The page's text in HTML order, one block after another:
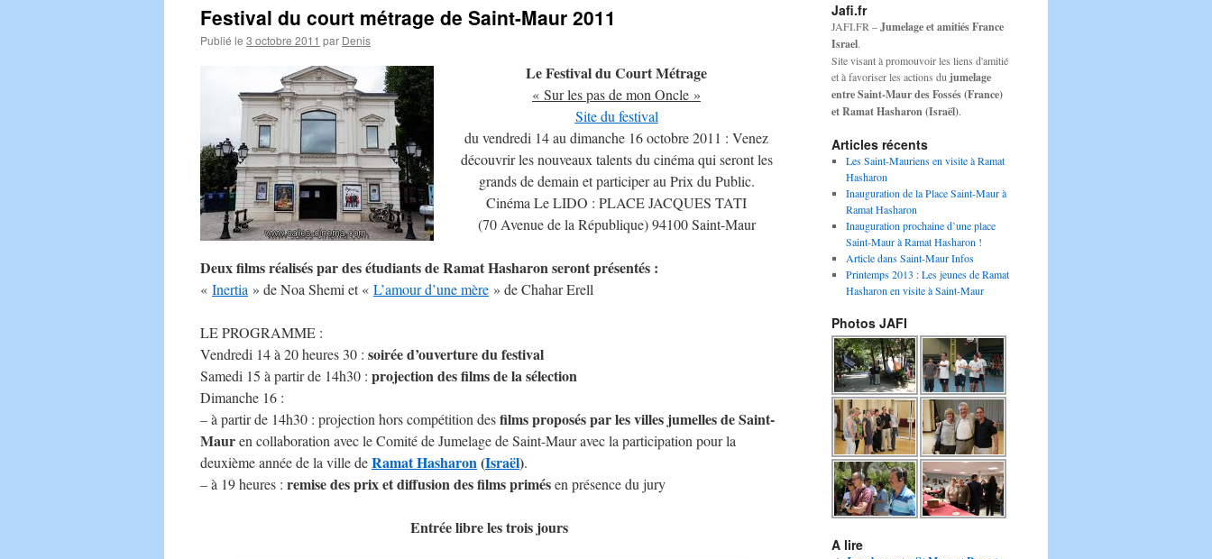
Festival du court métrage de Saint-Maur 2011
Publié le 3 octobre 2011 par Denis
Le Festival du Court Métrage
« Sur les pas de mon Oncle »
Site du festival
du vendredi 14 au dimanche 16 octobre 2011 : Venez
découvrir les nouveaux talents du cinéma qui seront les
grands de demain et participer au Prix du Public.
Cinéma Le LIDO : PLACE JACQUES TATI
(70 Avenue de la République) 94100 Saint-Maur
Deux films réalisés par des étudiants de Ramat Hasharon seront présentés :
« Inertia » de Noa Shemi et « L’amour d’une mère » de Chahar Erell
LE PROGRAMME :
Vendredi 14 à 20 heures 30 : soirée d’ouverture du festival
Samedi 15 à partir de 14h30 : projection des films de la sélection
Dimanche 16 :
– à partir de 14h30 : projection hors compétition desfilms proposés par les villes jumelles de Saint-
Mauren collaboration avec le Comité de Jumelage de Saint-Maur avec la participation pour la
deuxième année de la ville deRamat Hasharon(Israël).
– à 19 heures : remise des prix et diffusion des films primésen présence du jury
Entrée libre les trois jours
Jafi.fr
JAFI.FR –Jumelage et amitiés France
Israel.
Site visant à promouvoir les liens d'amitié
et à favoriser les actions du jumelage
entre Saint-Maur des Fossés (France)
et Ramat Hasharon (Israël).
Articles récents
Les Saint-Mauriens en visite à Ramat
Hasharon
Inauguration de la Place Saint-Maur à
Ramat Hasharon
Inauguration prochaine d’une place
Saint-Maur à Ramat Hasharon !
Article dans Saint-Maur Infos
Printemps 2013 : Les jeunes de Ramat
Hasharon en visite à Saint-Maur
Photos JAFI
A lire